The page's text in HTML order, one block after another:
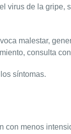
virus de la gripe,
malestar,
consulta
síntomas.
menos